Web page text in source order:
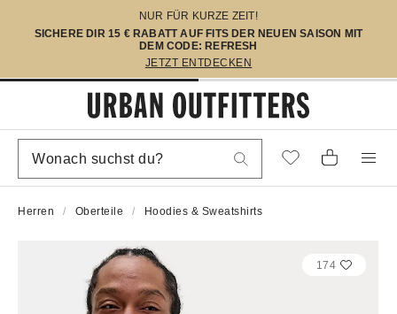
NUR FÜR KURZE ZEIT!
SICHERE DIR 15 € RABATT AUF FITS DER NEUEN SAISON MIT
DEM CODE: REFRESH
JETZT ENTDECKEN
Herren Oberteile Hoodies & Sweatshirts
174